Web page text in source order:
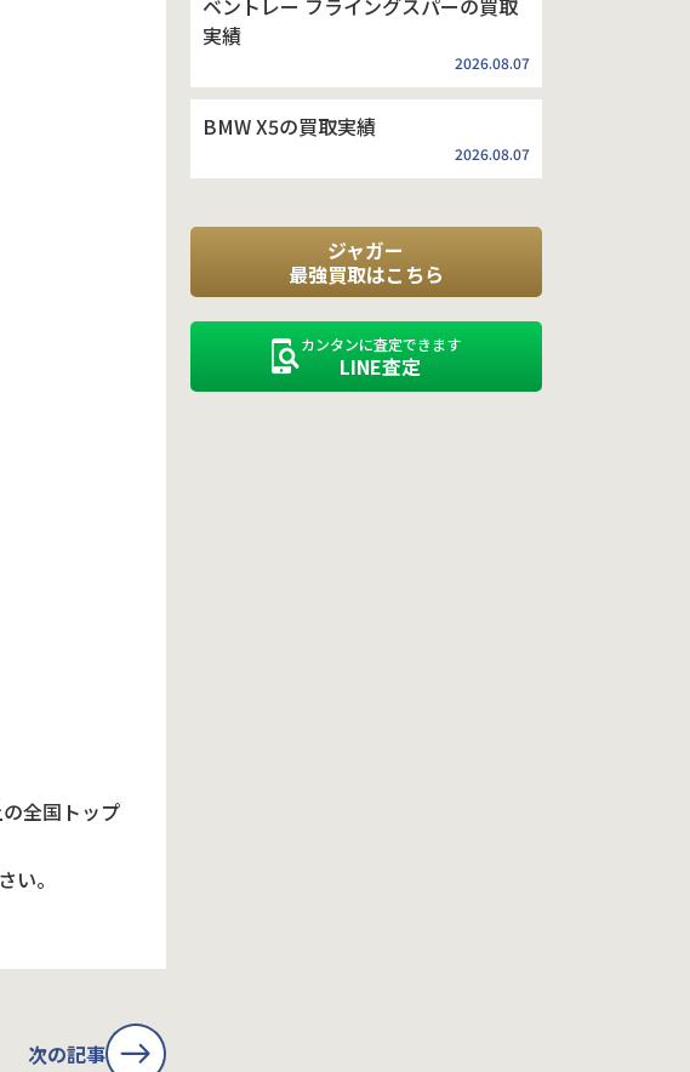
全国トップ
い。
次の記事
ベントレー フライングスパーの買取
実績
2026.08.07
BMW X5の買取実績
2026.08.07
ジャガー
最強買取はこちら
カンタンに査定できます
LINE査定